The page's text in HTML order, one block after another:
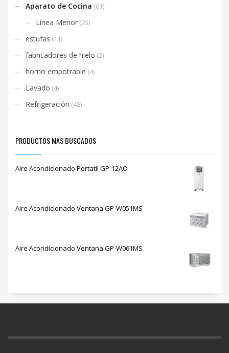
Aparato de Cocina (61)
Línea Menor (25)
estufas (11)
fabricadores de hielo (2)
horno empotrable (4)
Lavado (4)
Refrigeración (48)
PRODUCTOS MAS BUSCADOS
Aire Acondicionado Portatíl GP-12AO
Aire Acondicionado Ventana GP-W051MS
Aire Acondicionado Ventana GP-W061MS